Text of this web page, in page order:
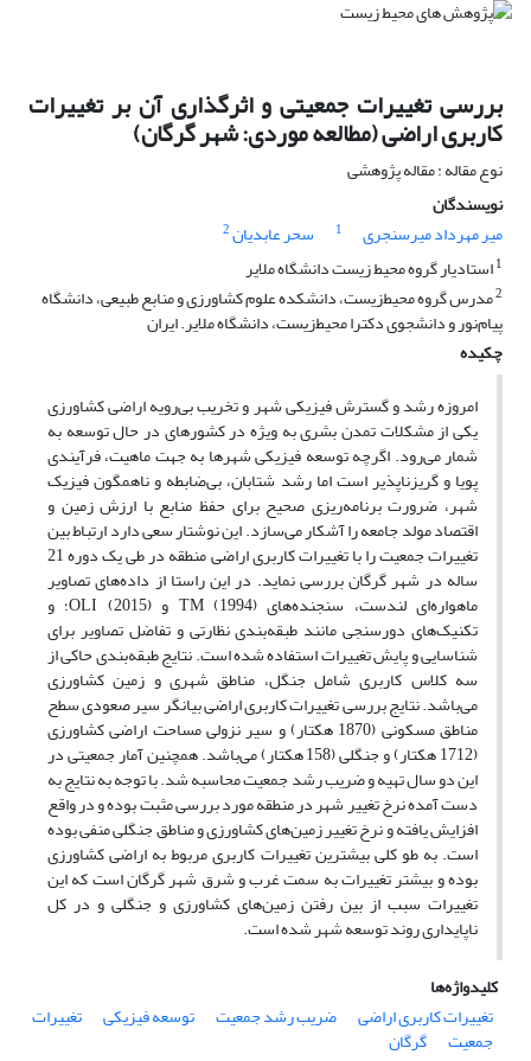
بررسی تغییرات جمعیتی و اثرگذاری آن بر تغییرات
کاربری اراضی (مطالعه موردی: شهر گرگان)
نوع مقاله : مقاله پژوهشی
نویسندگان
میر مهرداد میرسنجری
1 سحر عابدیان2
1استادیار گروه محیط زیست دانشگاه ملایر
2مدرس گروه محیط‌زیست، دانشکده علوم کشاورزی و منابع طبیعی، دانشگاه
پیام‌نور و دانشجوی دکترا محیط‌زیست، دانشگاه ملایر. ایران
چکیده
امروزه رشد و گسترش فیزیکی شهر و تخریب بی‌رویه اراضی کشاورزی
یکی از مشکلات تمدن بشری به ویژه در کشورهای در حال توسعه به
شمار می‌رود. اگرچه توسعه فیزیکی شهرها به جهت ماهیت، فرآیندی
پویا و گریزناپذیر است اما رشد شتابان، بی‌ضابطه و ناهمگون فیزیک
شهر، ضرورت برنامه‌ریزی صحیح برای حفظ منابع با ارزش زمین و
اقتصاد مولد جامعه را آشکار می‌سازد. این نوشتار سعی دارد ارتباط بین
تغییرات جمعیت را با تغییرات کاربری اراضی منطقه در طی یک دوره 21
ساله در شهر گرگان بررسی نماید. در این راستا از داده‌های تصاویر
ماهواره‌ای لندست، سنجنده‌های TM (1994) و OLI (2015)؛ و
تکنیک‌های دورسنجی مانند طبقه‌بندی نظارتی و تفاضل تصاویر برای
شناسایی و پایش تغییرات استفاده شده است. نتایج طبقه‌بندی حاکی از
سه کلاس کاربری شامل جنگل، مناطق شهری و زمین کشاورزی
می‌باشد. نتایج بررسی تغییرات کاربری اراضی بیانگر سیر صعودی سطح
مناطق مسکونی (1870 هکتار) و سیر نزولی مساحت اراضی کشاورزی
(1712 هکتار) و جنگلی (158 هکتار) می‌باشد. همچنین آمار جمعیتی در
این دو سال تهیه و ضریب رشد جمعیت محاسبه شد. با توجه به نتایج به
دست آمده نرخ تغییر شهر در منطقه مورد بررسی مثبت بوده و در واقع
افزایش یافته و نرخ تغییر زمین‌های کشاورزی و مناطق جنگلی منفی بوده
است. به طو کلی بیشترین تغییرات کاربری مربوط به اراضی کشاورزی
بوده و بیشتر تغییرات به سمت غرب و شرق شهر گرگان است که این
تغییرات سبب از بین رفتن زمین‌های کشاورزی و جنگلی و در کل
ناپایداری روند توسعه شهر شده است.
کلیدواژه‌ها
تغییرات کاربری اراضی
ضریب رشد جمعیت توسعه فیزیکی تغییرات
جمعیت
گرگان